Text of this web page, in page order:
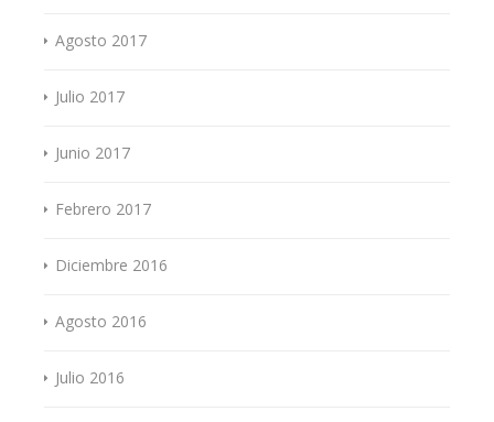
Agosto 2017
Julio 2017
Junio 2017
Febrero 2017
Diciembre 2016
Agosto 2016
Julio 2016